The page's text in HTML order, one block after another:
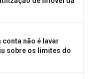
não é lavar
sobre os limites do